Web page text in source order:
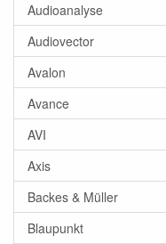
Audioanalyse
Audiovector
Avalon
Avance
AVI
Axis
Backes & Müller
Blaupunkt